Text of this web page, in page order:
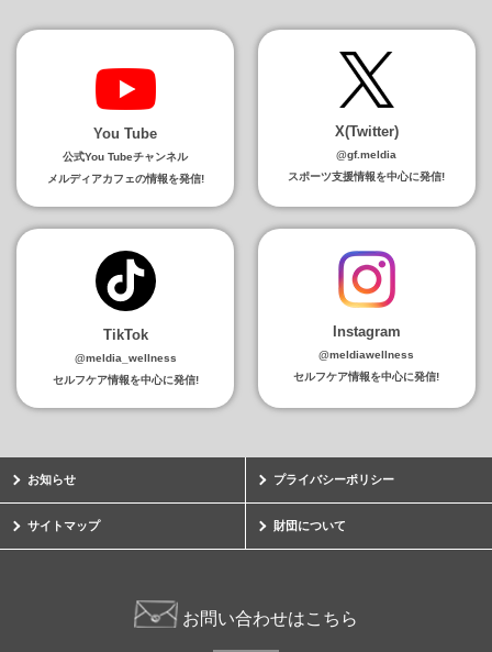
You Tube
公式You Tubeチャンネル
メルディアカフェの情報を発信!
X(Twitter)
@gf.meldia
スポーツ支援情報を中心に発信!
TikTok
@meldia_wellness
セルフケア情報を中心に発信!
Instagram
@meldiawellness
セルフケア情報を中心に発信!
お知らせ プライバシーポリシー
サイトマップ 財団について
お問い合わせはこちら